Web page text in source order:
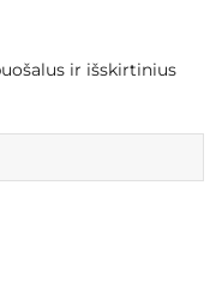
ir išskirtinius